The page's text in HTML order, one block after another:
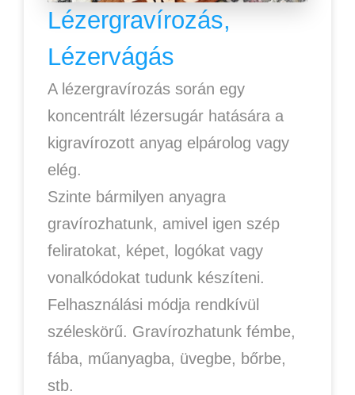
Lézergravírozás,
Lézervágás
A lézergravírozás során egy
koncentrált lézersugár hatására a
kigravírozott anyag elpárolog vagy
elég.
Szinte bármilyen anyagra
gravírozhatunk, amivel igen szép
feliratokat, képet, logókat vagy
vonalkódokat tudunk készíteni.
Felhasználási módja rendkívül
széleskörű. Gravírozhatunk fémbe,
fába, műanyagba, üvegbe, bőrbe,
stb.